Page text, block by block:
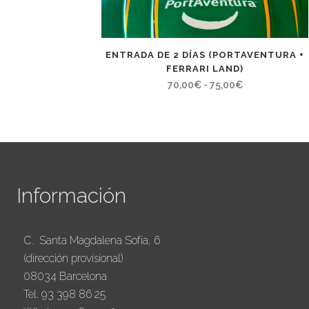
ENTRADA DE 2 DÍAS (PORTAVENTURA +
FERRARI LAND)
70,00€ - 75,00€Rango
Información
C. Santa Magdalena Sofía, 6
(dirección provisional)
08034 Barcelona
Tel. 93 398 86 25